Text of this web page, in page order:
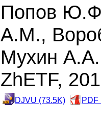
Попов
А.М.,
Мухин А.А.
ZhETF,
DJVU (73.5K) PDF